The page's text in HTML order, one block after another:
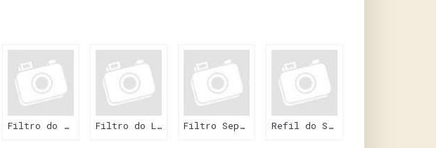
Filtro do Combustivel Filtro do Lubrificante Filtro Separador da Água/Combustivel Refil do Secador de Ar